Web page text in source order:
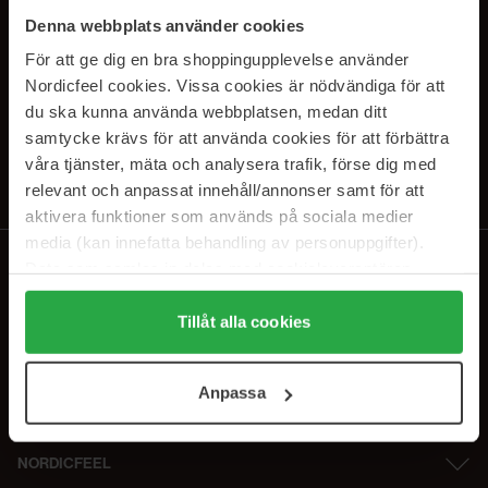
Denna webbplats använder cookies
För att ge dig en bra shoppingupplevelse använder
Nordicfeel cookies. Vissa cookies är nödvändiga för att
du ska kunna använda webbplatsen, medan ditt
samtycke krävs för att använda cookies för att förbättra
våra tjänster, mäta och analysera trafik, förse dig med
relevant och anpassat innehåll/annonser samt för att
aktivera funktioner som används på sociala medier
media (kan innefatta behandling av personuppgifter).
Genom att trycka på "Tillåt alla cookies" accepterar du
alla cookies, medan du under "Detaljer" kan anpassa
användningen av cookies. Du kan när som helst återkalla
samt vår Integritetspolicy.
Tillåt alla cookies
Anpassa
SUBSCRIBE TO OUR
NEWSLETTER
Ved å abonnere godtar du vårpersonvernerklæring. Du kan melde deg
av når som helst.
NORDICFEEL